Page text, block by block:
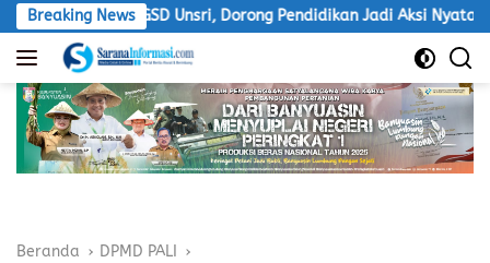
Langsung
ke
konten
Breaking News
PGSD Unsri, Dorong Pendidikan Jadi Aksi Nyata
Beranda DPMD PALI